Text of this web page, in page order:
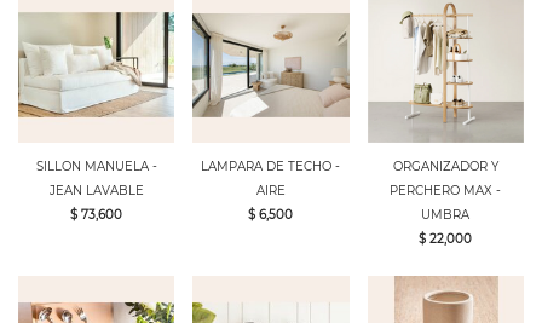
SILLON MANUELA -
JEAN LAVABLE
$ 73,600
LAMPARA DE TECHO -
AIRE
$ 6,500
ORGANIZADOR Y
PERCHERO MAX -
UMBRA
$ 22,000